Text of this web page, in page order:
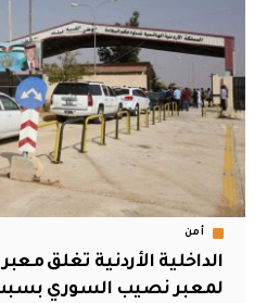
أمن
الداخلية الأردنية تغلق
لمعبر نصيب السوري